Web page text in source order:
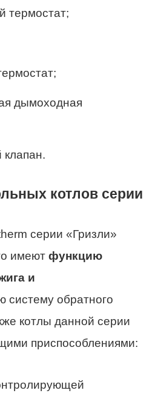
термостат;
дымоходная
клапан.
котлов серии
серии «Гризли»
имеют функцию
и
систему обратного
котлы данной серии
приспособлениями: